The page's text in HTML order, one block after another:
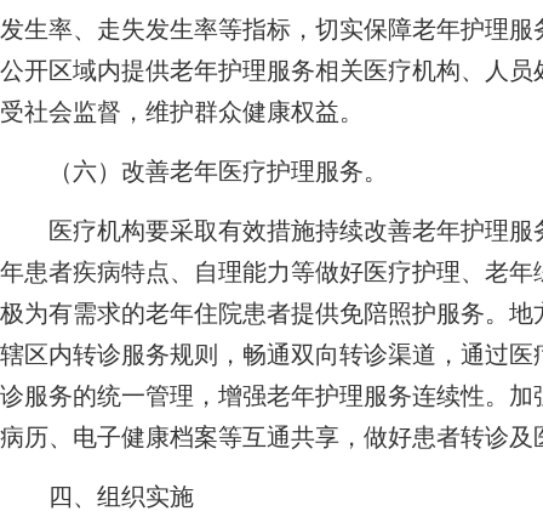
发生率、走失发生率等指标，切实保障老年护理
公开区域内提供老年护理服务相关医疗机构、人
受社会监督，维护群众健康权益。
（六）改善老年医疗护理服务。
医疗机构要采取有效措施持续改善老年护理服
年患者疾病特点、自理能力等做好医疗护理、老
极为有需求的老年住院患者提供免陪照护服务。
辖区内转诊服务规则，畅通双向转诊渠道，通过
诊服务的统一管理，增强老年护理服务连续性。
病历、电子健康档案等互通共享，做好患者转诊
四、组织实施